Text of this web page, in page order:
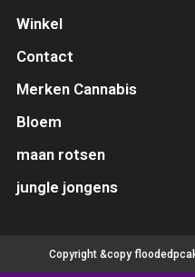
Winkel
Contact
Merken Cannabis
Bloem
maan rotsen
jungle jongens
Copyright &copy